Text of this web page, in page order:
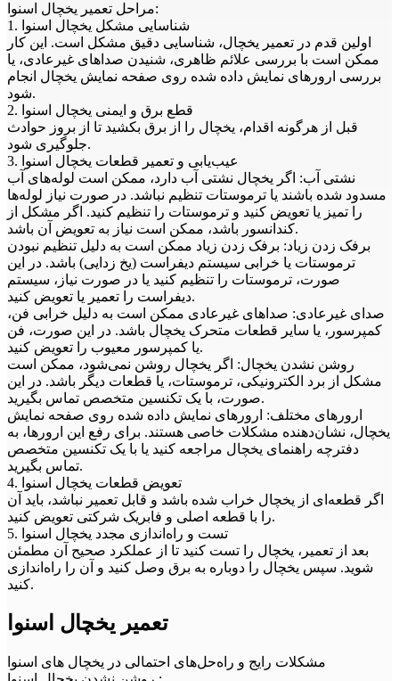
مراحل تعمیر یخچال اسنوا:
1. شناسایی مشکل یخچال اسنوا
اولین قدم در تعمیر یخچال، شناسایی دقیق مشکل است. این کار
ممکن است با بررسی علائم ظاهری، شنیدن صداهای غیرعادی، یا
بررسی ارورهای نمایش داده شده روی صفحه نمایش یخچال انجام
شود.
2. قطع برق و ایمنی یخچال اسنوا
قبل از هرگونه اقدام، یخچال را از برق بکشید تا از بروز حوادث
جلوگیری شود.
3. عیب‌یابی و تعمیر قطعات یخچال اسنوا
نشتی آب: اگر یخچال نشتی آب دارد، ممکن است لوله‌های آب
مسدود شده باشند یا ترموستات تنظیم نباشد. در صورت نیاز لوله‌ها
را تمیز یا تعویض کنید و ترموستات را تنظیم کنید. اگر مشکل از
کندانسور باشد، ممکن است نیاز به تعویض آن باشد.
برفک زدن زیاد: برفک زدن زیاد ممکن است به دلیل تنظیم نبودن
ترموستات یا خرابی سیستم دیفراست (یخ زدایی) باشد. در این
صورت، ترموستات را تنظیم کنید یا در صورت نیاز، سیستم
دیفراست را تعمیر یا تعویض کنید.
صدای غیرعادی: صداهای غیرعادی ممکن است به دلیل خرابی فن،
کمپرسور، یا سایر قطعات متحرک یخچال باشد. در این صورت، فن
یا کمپرسور معیوب را تعویض کنید.
روشن نشدن یخچال: اگر یخچال روشن نمی‌شود، ممکن است
مشکل از برد الکترونیکی، ترموستات، یا قطعات دیگر باشد. در این
صورت، با یک تکنسین متخصص تماس بگیرید.
ارورهای مختلف: ارورهای نمایش داده شده روی صفحه نمایش
یخچال، نشان‌دهنده مشکلات خاصی هستند. برای رفع این ارورها، به
دفترچه راهنمای یخچال مراجعه کنید یا با یک تکنسین متخصص
تماس بگیرید.
4. تعویض قطعات یخچال اسنوا
اگر قطعه‌ای از یخچال خراب شده باشد و قابل تعمیر نباشد، باید آن
را با قطعه اصلی و فابریک شرکتی تعویض کنید.
5. تست و راه‌اندازی مجدد یخچال اسنوا
بعد از تعمیر، یخچال را تست کنید تا از عملکرد صحیح آن مطمئن
شوید. سپس یخچال را دوباره به برق وصل کنید و آن را راه‌اندازی
کنید.
تعمیر یخچال اسنوا
مشکلات رایج و راه‌حل‌های احتمالی در یخچال های اسنوا